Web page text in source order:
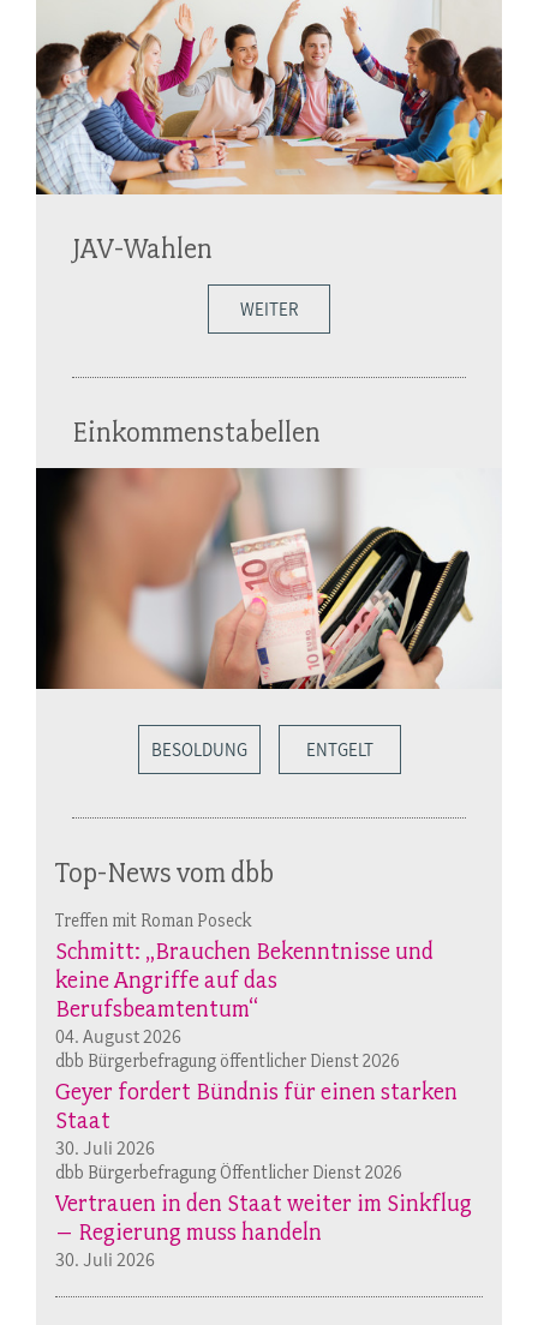
JAV-Wahlen
WEITER
Einkommenstabellen
BESOLDUNG ENTGELT
Top-News vom dbb
Treffen mit Roman Poseck
Schmitt: „Brauchen Bekenntnisse und
keine Angriffe auf das
Berufsbeamtentum“
04. August 2026
dbb Bürgerbefragung öffentlicher Dienst 2026
Geyer fordert Bündnis für einen starken
Staat
30. Juli 2026
dbb Bürgerbefragung Öffentlicher Dienst 2026
Vertrauen in den Staat weiter im Sinkflug
– Regierung muss handeln
30. Juli 2026